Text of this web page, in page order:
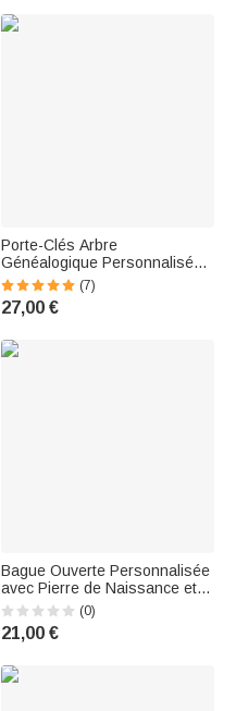
Porte-Clés Arbre
Généalogique Personnalisé
avec 1-13 Noms Gravés
Cadeau Fête des Mères
Cadeau Anniversaire pour
(7)
27,00 €
Bague Ouverte Personnalisée
avec Pierre de Naissance et
Nom Arabe Anneau Style
Islamique Cadeau
Anniversaire pour Femme
(0)
21,00 €